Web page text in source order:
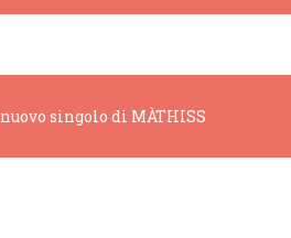
singolo di MÀTHISS